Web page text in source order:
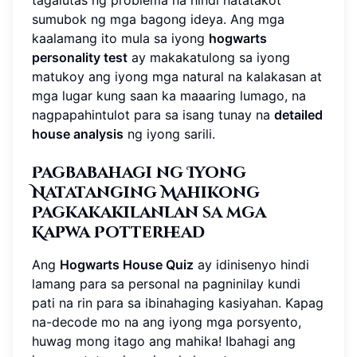
sumubok ng mga bagong ideya. Ang mga
kaalamang ito mula sa iyong hogwarts
personality test ay makakatulong sa iyong
matukoy ang iyong mga natural na kalakasan at
mga lugar kung saan ka maaaring lumago, na
nagpapahintulot para sa isang tunay na detailed
house analysis ng iyong sarili.
Pagbabahagi ng Iyong
Natatanging Mahikong
Pagkakakilanlan sa mga
Kapwa Potterhead
Ang Hogwarts House Quiz ay idinisenyo hindi
lamang para sa personal na pagninilay kundi
pati na rin para sa ibinahaging kasiyahan. Kapag
na-decode mo na ang iyong mga porsyento,
huwag mong itago ang mahika! Ibahagi ang